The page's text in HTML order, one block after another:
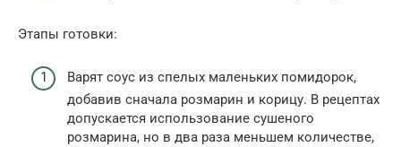
Этапы готовки:
Варят соус из спелых маленьких помидорок,
добавив сначала розмарин и корицу. В рецептах
допускается использование сушеного
розмарина, но в два раза меньшем количестве,